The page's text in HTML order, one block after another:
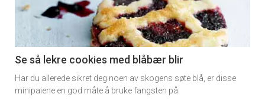
nå
2
Se så lekre cookies med blåbær blir
Har du allerede sikret deg noen av skogens søte blå, er disse
minipaiene en god måte å bruke fangsten på.